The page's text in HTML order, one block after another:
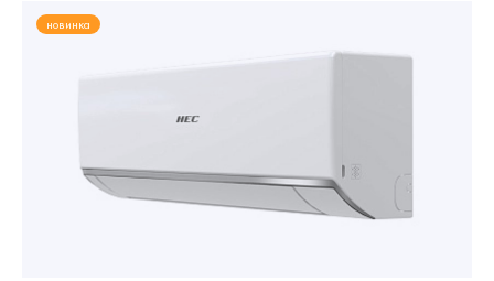
новинка